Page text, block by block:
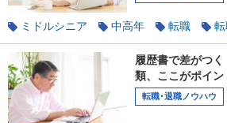
ミドルシニア 中高年 転職
仕事の探し方
履歴書で差がつ
類、ここがポイン
転職･退職ノウハウ